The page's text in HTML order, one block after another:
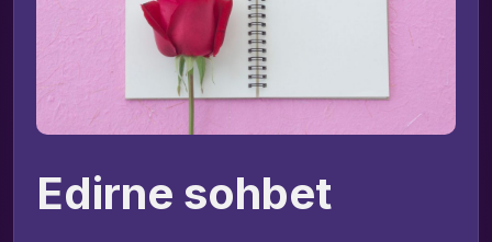
Edirne sohbet